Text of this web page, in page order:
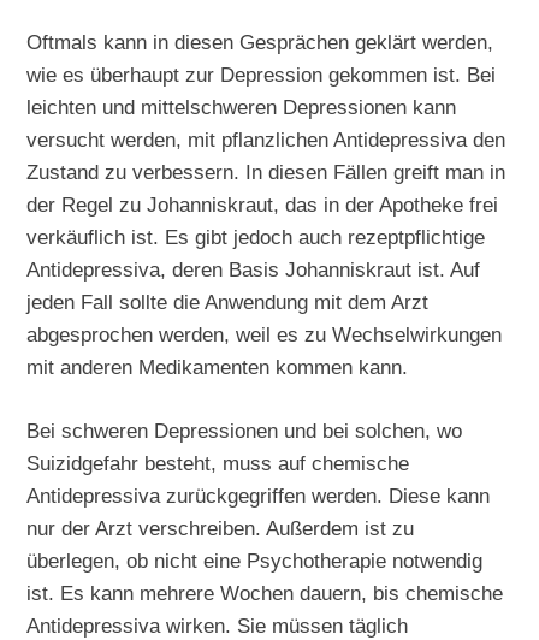
Oftmals kann in diesen Gesprächen geklärt werden,
wie es überhaupt zur Depression gekommen ist. Bei
leichten und mittelschweren Depressionen kann
versucht werden, mit pflanzlichen Antidepressiva den
Zustand zu verbessern. In diesen Fällen greift man in
der Regel zu Johanniskraut, das in der Apotheke frei
verkäuflich ist. Es gibt jedoch auch rezeptpflichtige
Antidepressiva, deren Basis Johanniskraut ist. Auf
jeden Fall sollte die Anwendung mit dem Arzt
abgesprochen werden, weil es zu Wechselwirkungen
mit anderen Medikamenten kommen kann.
Bei schweren Depressionen und bei solchen, wo
Suizidgefahr besteht, muss auf chemische
Antidepressiva zurückgegriffen werden. Diese kann
nur der Arzt verschreiben. Außerdem ist zu
überlegen, ob nicht eine Psychotherapie notwendig
ist. Es kann mehrere Wochen dauern, bis chemische
Antidepressiva wirken. Sie müssen täglich